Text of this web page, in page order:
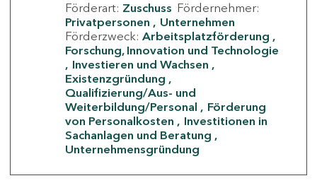
Förderart: Zuschuss Fördernehmer:
Privatpersonen
Unternehmen
Förderzweck: Arbeitsplatzförderung
Forschung, Innovation und Technologie
Investieren und Wachsen
Existenzgründung
Qualifizierung/Aus- und
Weiterbildung/Personal
Förderung
von Personalkosten
Investitionen in
Sachanlagen und Beratung
Unternehmensgründung